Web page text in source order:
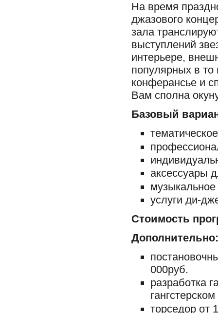
На время
джазового
зала
выступлений
интерьере,
популярных в
конферансье и
Вам сполна
Базовый
аксессуары
услуги ди-
Стоимость
Дополнительно:
000руб.
разработка
торседор от